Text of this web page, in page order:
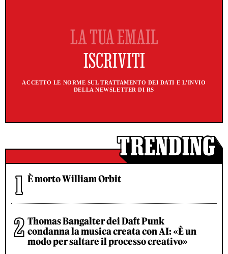
ACCETTO LE NORME SUL TRATTAMENTO DEI DATI E L'INVIO
DELLA NEWSLETTER DI RS
È morto William Orbit
Thomas Bangalter dei Daft Punk
condanna la musica creata con AI: «È un
modo per saltare il processo creativo»